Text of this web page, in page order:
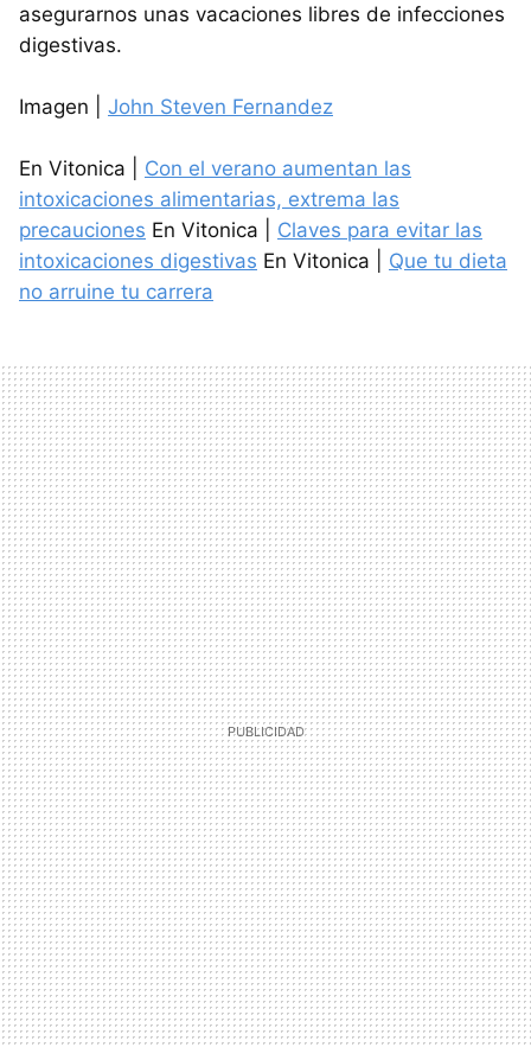
asegurarnos unas vacaciones libres de infecciones
digestivas.
Imagen | John Steven Fernandez
En Vitonica | Con el verano aumentan las
intoxicaciones alimentarias, extrema las
precauciones En Vitonica | Claves para evitar las
intoxicaciones digestivas En Vitonica | Que tu dieta
no arruine tu carrera